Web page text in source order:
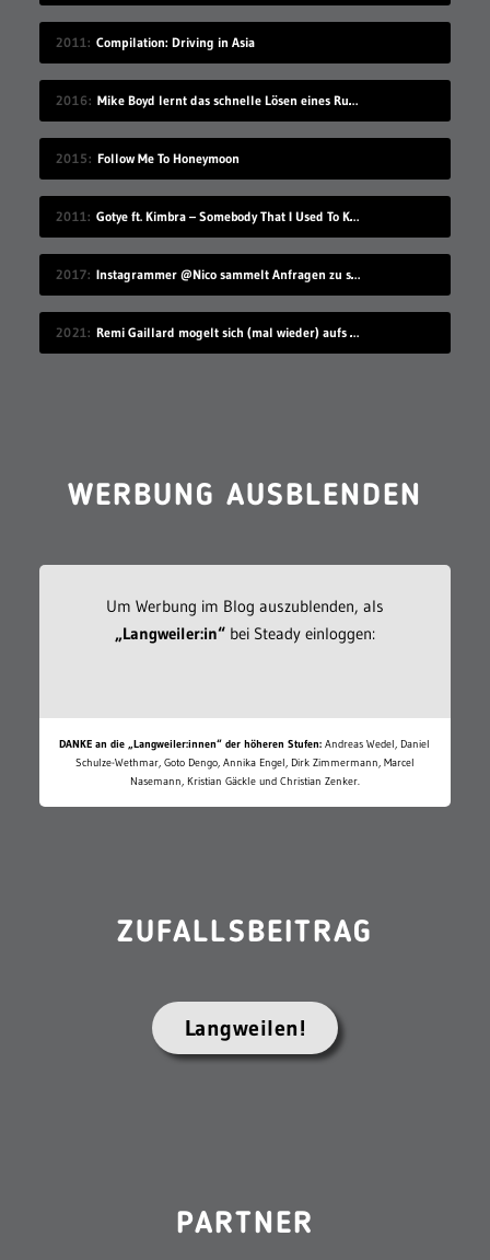
2011 Compilation: Driving in Asia
2016 Mike Boyd lernt das schnelle Lösen eines Rubik’s Cube
2015 Follow Me To Honeymoon
2011 Gotye ft. Kimbra – Somebody That I Used To Know
2017 Instagrammer @Nico sammelt Anfragen zu seinem Benutzernamen
2021 Remi Gaillard mogelt sich (mal wieder) aufs Volleyball-Mannschaftsfoto
WERBUNG AUSBLENDEN
Um Werbung im Blog auszublenden, als
„Langweiler:in“bei Steady einloggen:
DANKE an die „Langweiler:innen“ der höheren Stufen: Andreas Wedel, Daniel
Schulze-Wethmar, Goto Dengo, Annika Engel, Dirk Zimmermann, Marcel
Nasemann, Kristian Gäckle und Christian Zenker.
ZUFALLSBEITRAG
Langweilen!
PARTNER